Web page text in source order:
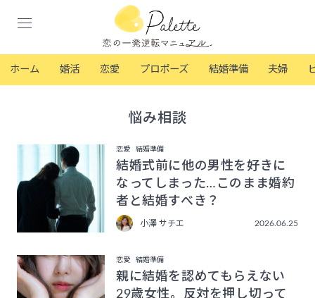
ホーム 婚活 恋愛 プロポーズ 結婚準備 夫婦
悩み相談
恋愛 結婚準備
結婚式前に他の男性を好きに
なってしまった…このまま婚約
者と結婚すべき？
小澤 サチエ 2026.06.25
恋愛 結婚準備
親に結婚を認めてもらえない
29歳女性。反対を押し切って